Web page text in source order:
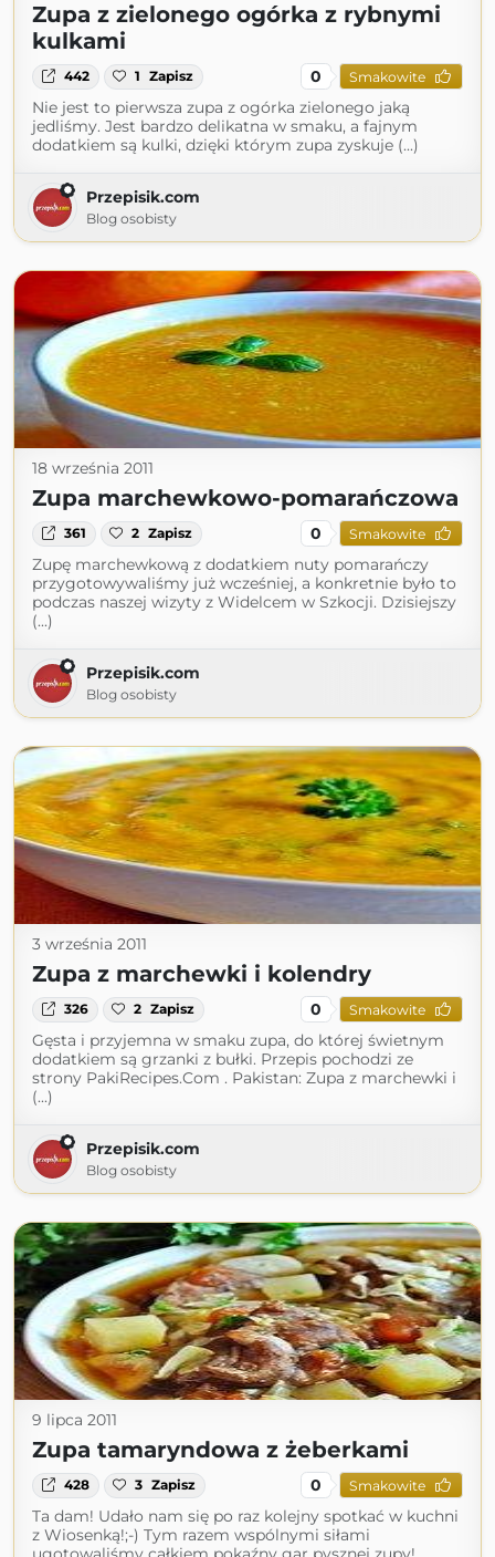
Zupa z zielonego ogórka z rybnymi
kulkami
442 1 Zapisz 0 Smakowite
Nie jest to pierwsza zupa z ogórka zielonego jaką
jedliśmy. Jest bardzo delikatna w smaku, a fajnym
dodatkiem są kulki, dzięki którym zupa zyskuje (...)
Przepisik.com
Blog osobisty
18 września 2011
Zupa marchewkowo-pomarańczowa
361 2 Zapisz 0 Smakowite
Zupę marchewkową z dodatkiem nuty pomarańczy
przygotowywaliśmy już wcześniej, a konkretnie było to
podczas naszej wizyty z Widelcem w Szkocji. Dzisiejszy
(...)
Przepisik.com
Blog osobisty
3 września 2011
Zupa z marchewki i kolendry
326 2 Zapisz 0 Smakowite
Gęsta i przyjemna w smaku zupa, do której świetnym
dodatkiem są grzanki z bułki. Przepis pochodzi ze
strony PakiRecipes.Com . Pakistan: Zupa z marchewki i
(...)
Przepisik.com
Blog osobisty
9 lipca 2011
Zupa tamaryndowa z żeberkami
428 3 Zapisz 0 Smakowite
Ta dam! Udało nam się po raz kolejny spotkać w kuchni
z Wiosenką!;-) Tym razem wspólnymi siłami